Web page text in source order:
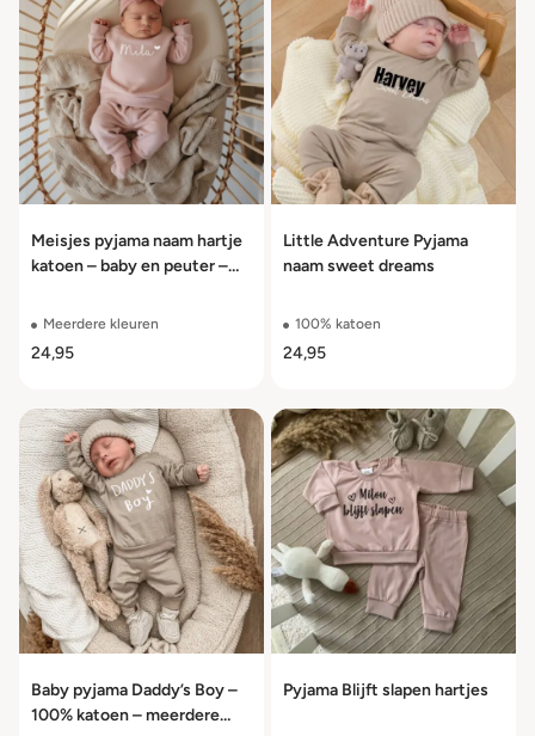
Meisjes pyjama naam hartje
katoen – baby en peuter –
Meerdere kleuren
24,95
Little Adventure Pyjama
naam sweet dreams
100% katoen
24,95
Baby pyjama Daddy’s Boy –
100% katoen – meerdere
Pyjama Blijft slapen hartjes